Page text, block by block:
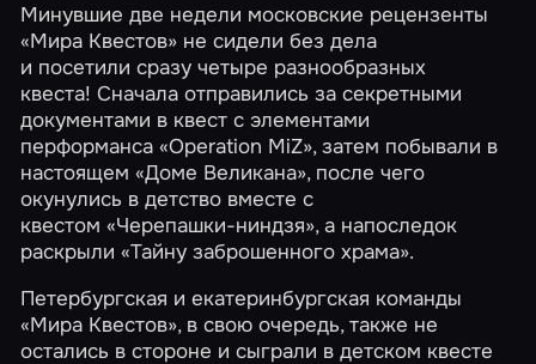
Минувшие две недели московские рецензенты
«Мира Квестов» не сидели без дела
и посетили сразу четыре разнообразных
квеста! Сначала отправились за секретными
документами в квест с элементами
перформанса«Operation MiZ», затем побывали в
настоящем«Доме Великана», после чего
окунулись в детство вместе с
квестом«Черепашки-ниндзя», а напоследок
раскрыли«Тайну заброшенного храма».
Петербургская и екатеринбургская команды
«Мира Квестов», в свою очередь, также не
остались в стороне и сыграли в детском квесте